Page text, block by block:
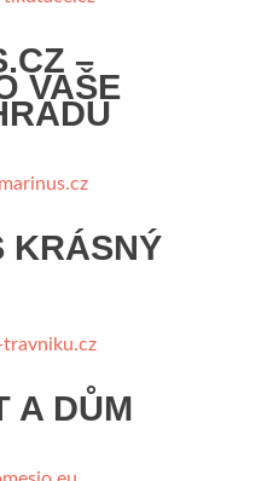
–
VAŠE
KRÁSNÝ
A DŮM